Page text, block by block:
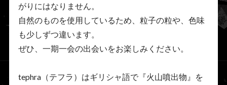
がりにはなりません。
自然のものを使用しているため、粒子の粒や、色味
も少しずつ違います。
ぜひ、一期一会の出会いをお楽しみください。
tephra（テフラ）はギリシャ語で『火山噴出物』を